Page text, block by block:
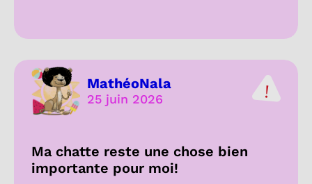
MathéoNala
25 juin 2026
Ma chatte reste une chose bien
importante pour moi!